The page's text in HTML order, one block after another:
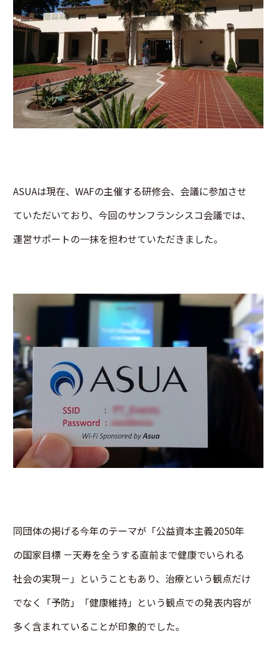
ASUAは現在、WAFの主催する研修会、会議に参加させ
ていただいており、今回のサンフランシスコ会議では、
運営サポートの一抹を担わせていただきました。
同団体の掲げる今年のテーマが「公益資本主義2050年
の国家目標 －天寿を全うする直前まで健康でいられる
社会の実現－」ということもあり、治療という観点だけ
でなく「予防」「健康維持」という観点での発表内容が
多く含まれていることが印象的でした。